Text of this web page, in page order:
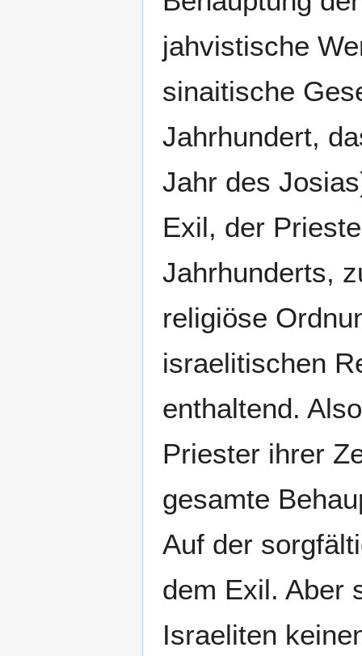
jahvistische
sinaitische
Jahrhundert,
Jahr des
Exil, der
Jahrhunderts,
religiöse
israelitischen
enthaltend.
Priester ihrer
gesamte
Auf der
dem Exil. Aber
Israeliten